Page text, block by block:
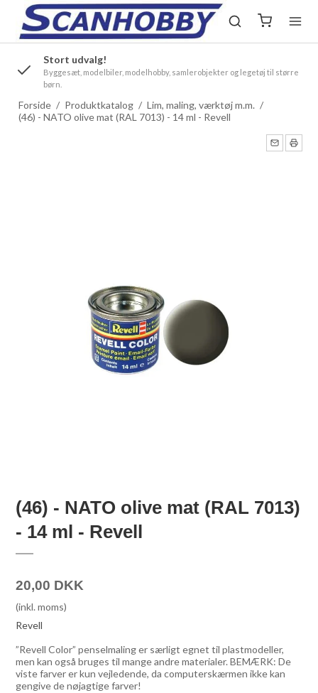
Stort udvalg!
Byggesæt, modelbiler, modelhobby, samlerobjekter og legetøj til større
børn.
Forside / Produktkatalog / Lim, maling, værktøj m.m. /
(46) - NATO olive mat (RAL 7013) - 14 ml - Revell
(46) - NATO olive mat (RAL 7013)
- 14 ml - Revell
20,00 DKK
(inkl. moms)
Revell
”Revell Color” penselmaling er særligt egnet til plastmodeller,
men kan også bruges til mange andre materialer. BEMÆRK: De
viste farver er kun vejledende, da computerskærmen ikke kan
gengive de nøjagtige farver!